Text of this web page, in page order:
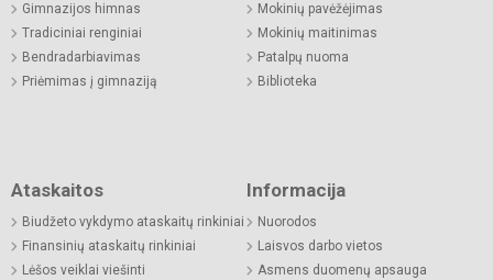
Gimnazijos himnas
Tradiciniai renginiai
Bendradarbiavimas
Priėmimas į gimnaziją
Mokinių pavėžėjimas
Mokinių maitinimas
Patalpų nuoma
Biblioteka
Ataskaitos
Biudžeto vykdymo ataskaitų rinkiniai
Finansinių ataskaitų rinkiniai
Lėšos veiklai viešinti
Informacija
Nuorodos
Laisvos darbo vietos
Asmens duomenų apsauga